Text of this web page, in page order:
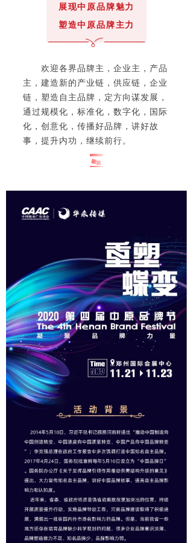
展现中原品牌魅力
塑造中原品牌主力
欢迎各界品牌主，企业主，产品
主，建造新的产业链，供应链，企业
链，塑造自主品牌， 定方向谋发展，
通过规模化，标准化，数字化，国际
化，创意化，传播好品牌，讲好故
事，提升内功，继续前行。